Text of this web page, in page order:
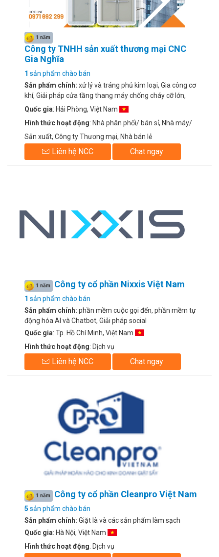
1 năm
Công ty TNHH sản xuất thương mại CNC
Gia Nghĩa
1 sản phẩm chào bán
Sản phẩm chính: xử lý và tráng phủ kim loại, Gia công cơ
khí, Giải pháp cửa tầng thang máy chống cháy cỡ lớn,
Cửa chống cháy nổ Gia Nghĩa, Hệ thống cửa chống cháy
Quốc gia: Hải Phòng, Việt Nam
Hình thức hoạt động: Nhà phân phối/ bán sỉ, Nhà máy/
Sản xuất, Công ty Thương mại, Nhà bán lẻ
Liên hệ NCC Chat ngay
1 năm Công ty cổ phần Nixxis Việt Nam
1 sản phẩm chào bán
Sản phẩm chính: phần mềm cuộc gọi đến, phần mềm tự
động hóa AI và Chatbot, Giải pháp social
Quốc gia: Tp. Hồ Chí Minh, Việt Nam
Hình thức hoạt động: Dịch vụ
Liên hệ NCC Chat ngay
1 năm Công ty cổ phần Cleanpro Việt Nam
5 sản phẩm chào bán
Sản phẩm chính: Giặt là và các sản phẩm làm sạch
Quốc gia: Hà Nội, Việt Nam
Hình thức hoạt động: Dịch vụ